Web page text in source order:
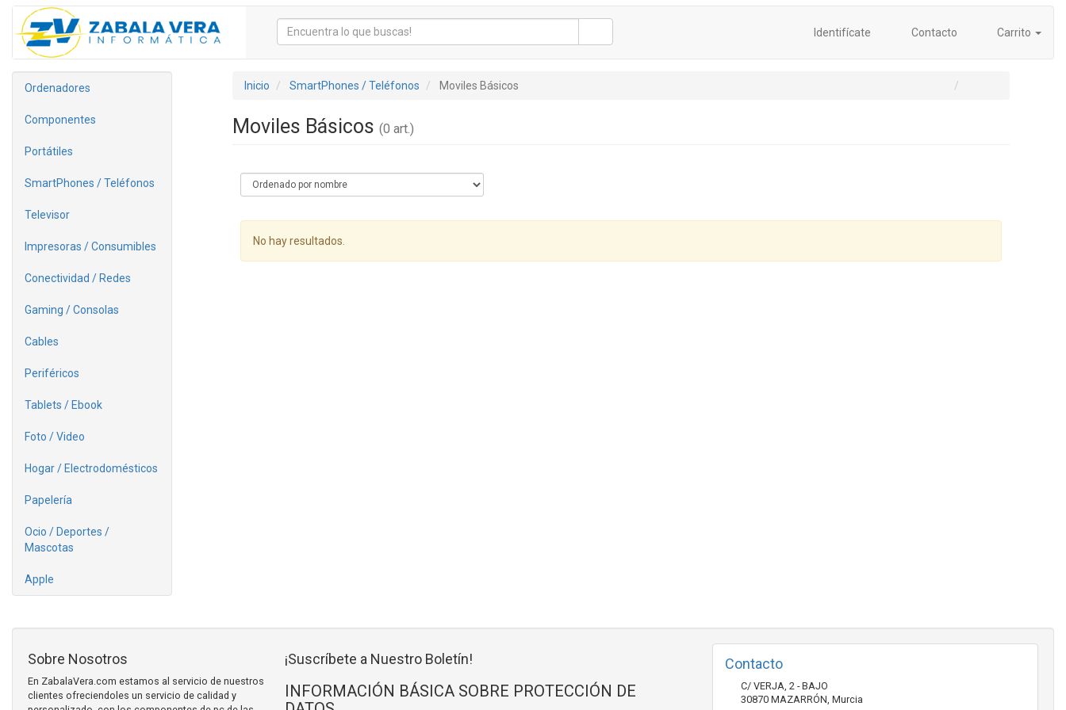
Identifícate Contacto Carrito
Ordenadores
Componentes
Portátiles
SmartPhones / Teléfonos
Televisor
Impresoras / Consumibles
Conectividad / Redes
Gaming / Consolas
Cables
Periféricos
Tablets / Ebook
Foto / Video
Hogar / Electrodomésticos
Papelería
Ocio / Deportes /
Mascotas
Apple
Inicio SmartPhones / Teléfonos Moviles Básicos
Moviles Básicos (0 art.)
No hay resultados.
Sobre Nosotros
En ZabalaVera.com estamos al servicio de nuestros
clientes ofreciendoles un servicio de calidad y
¡Suscríbete a Nuestro Boletín!
INFORMACIÓN BÁSICA SOBRE PROTECCIÓN DE
Contacto
C/ VERJA, 2 - BAJO
30870 MAZARRÓN, Murcia